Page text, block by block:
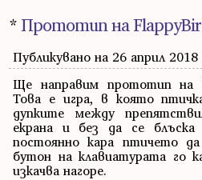
* Прототип на
Публикувано на 26 април 2018
Ще направим прототип на
Това е игра, в която
дупките между
екрана и без да се
постоянно кара птичето
бутон на клавиатурата го
изкачва нагоре.